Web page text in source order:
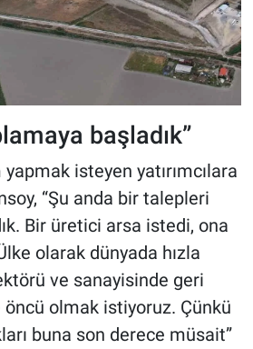
başladık”
isteyen yatırımcılara
“Şu anda bir talepleri
Bir üretici arsa istedi, ona
olarak dünyada hızla
ve sanayisinde geri
olmak istiyoruz. Çünkü
buna son derece müsait”